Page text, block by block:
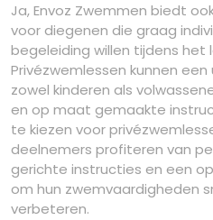
Ja, Envoz Zwemmen biedt
voor diegenen die graag
begeleiding willen tijdens het
Privézwemlessen kunnen
zowel kinderen als
en op maat gemaakte
te kiezen voor
deelnemers profiteren van
gerichte instructies en een
om hun zwemvaardigheden
verbeteren.